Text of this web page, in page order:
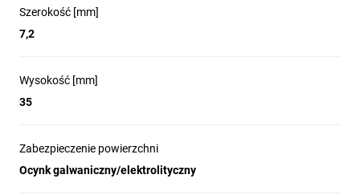
Szerokość [mm]
7,2
Wysokość [mm]
35
Zabezpieczenie powierzchni
Ocynk galwaniczny/elektrolityczny